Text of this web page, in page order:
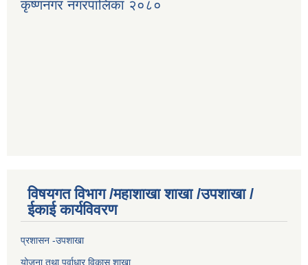
कृष्णनगर नगरपालिका २०८०
विषयगत विभाग /महाशाखा शाखा /उपशाखा /
ईकाई कार्यविवरण
प्रशासन -उपशाखा
योजना तथा पूर्वाधार विकास शाखा